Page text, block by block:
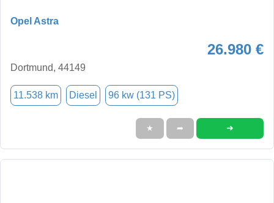
Opel Astra
26.980 €
Dortmund, 44149
11.538 km Diesel 96 kw (131 PS)
★ ➦ ➜